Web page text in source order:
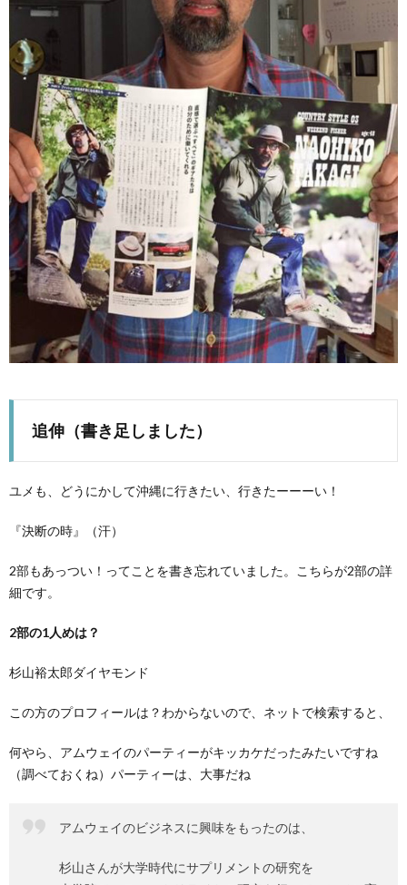
追伸（書き足しました）
ユメも、どうにかして沖縄に行きたい、行きたーーーい！
『決断の時』（汗）
2部もあっつい！ってことを書き忘れていました。こちらが2部の詳
細です。
2部の1人めは？
杉山裕太郎ダイヤモンド
この方のプロフィールは？わからないので、ネットで検索すると、
何やら、アムウェイのパーティーがキッカケだったみたいですね
（調べておくね）パーティーは、大事だね
アムウェイのビジネスに興味をもったのは、
杉山さんが大学時代にサプリメントの研究を